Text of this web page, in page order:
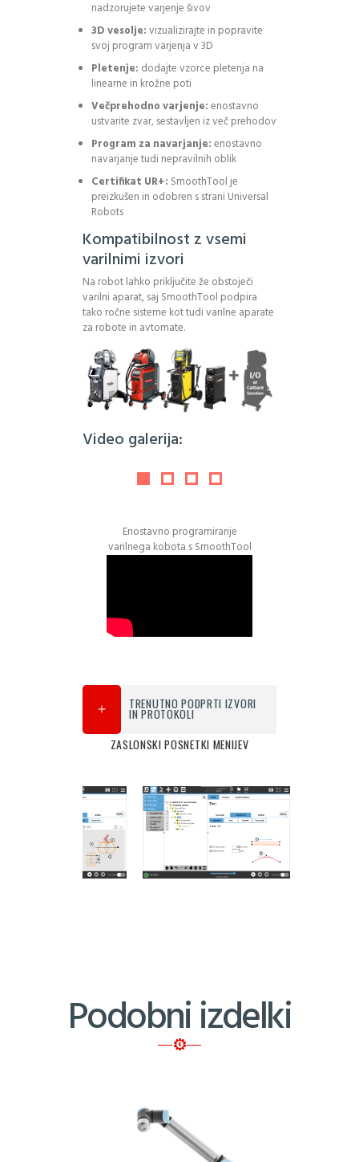
nadzorujete varjenje šivov
3D vesolje:vizualizirajte in popravite
svoj program varjenja v 3D
Pletenje: dodajte vzorce pletenja na
linearne in krožne poti
Večprehodno varjenje:enostavno
ustvarite zvar, sestavljen iz več prehodov
Program za navarjanje:enostavno
navarjanje tudi nepravilnih oblik
Certifikat UR+: SmoothTool je
preizkušen in odobren s strani Universal
Robots
Kompatibilnost z vsemi
varilnimi izvori
Na robot lahko priključite že obstoječi
varilni aparat, saj SmoothTool podpira
tako ročne sisteme kot tudi varilne aparate
za robote in avtomate.
Video galerija:
Enostavno programiranje
varilnega kobota s SmoothTool
TRENUTNO PODPRTI IZVORI
IN PROTOKOLI
ZASLONSKI POSNETKI MENIJEV
Podobni izdelki